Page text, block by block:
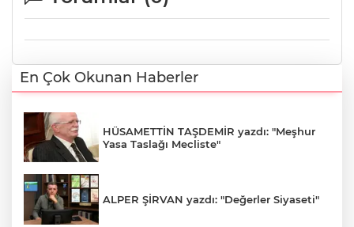
En Çok Okunan Haberler
HÜSAMETTİN TAŞDEMİR yazdı: "Meşhur
Yasa Taslağı Mecliste"
ALPER ŞİRVAN yazdı: "Değerler Siyaseti"